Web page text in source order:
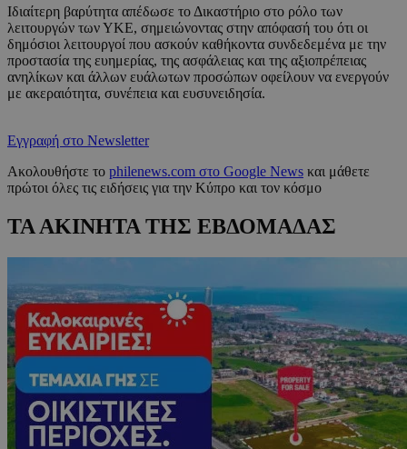
Ιδιαίτερη βαρύτητα απέδωσε το Δικαστήριο στο ρόλο των
λειτουργών των ΥΚΕ, σημειώνοντας στην απόφασή του ότι οι
δημόσιοι λειτουργοί που ασκούν καθήκοντα συνδεδεμένα με την
προστασία της ευημερίας, της ασφάλειας και της αξιοπρέπειας
ανηλίκων και άλλων ευάλωτων προσώπων οφείλουν να ενεργούν
με ακεραιότητα, συνέπεια και ευσυνειδησία.
Εγγραφή στο Newsletter
Ακολουθήστε το philenews.com στο Google News και μάθετε
πρώτοι όλες τις ειδήσεις για την Κύπρο και τον κόσμο
ΤΑ ΑΚΙΝΗΤΑ ΤΗΣ ΕΒΔΟΜΑΔΑΣ